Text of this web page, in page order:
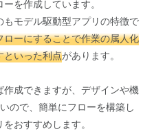
を作成しています。
モデル駆動型アプリの特徴で
ーにすることで作業の属人化
といった利点があります。
成できますが、デザインや機
ので、簡単にフローを構築し
おすすめします。